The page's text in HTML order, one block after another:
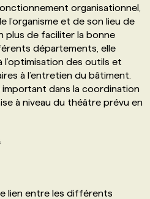
organisationnel,
l’organisme et de son lieu de
plus de faciliter la bonne
départements, elle
des outils et
à l’entretien du bâtiment.
important dans la coordination
à niveau du théâtre prévu en
lien entre les différents